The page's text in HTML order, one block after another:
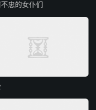
忠的女仆们